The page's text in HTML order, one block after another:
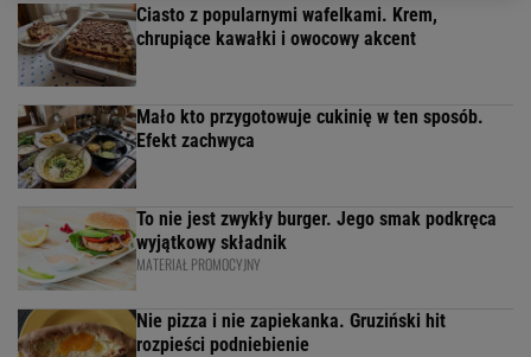
Ciasto z popularnymi wafelkami. Krem,
chrupiące kawałki i owocowy akcent
Mało kto przygotowuje cukinię w ten sposób.
Efekt zachwyca
To nie jest zwykły burger. Jego smak podkręca
wyjątkowy składnik
MATERIAŁ PROMOCYJNY
Nie pizza i nie zapiekanka. Gruziński hit
rozpieści podniebienie